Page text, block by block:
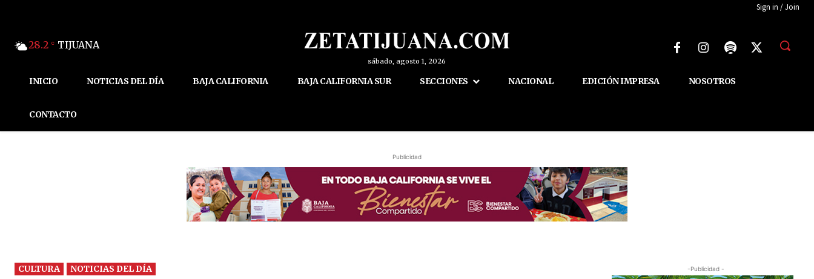
Sign in / Join
28.2 C TIJUANA
sábado, agosto 1, 2026
INICIO NOTICIAS DEL DÍA BAJA CALIFORNIA BAJA CALIFORNIA SUR SECCIONES NACIONAL EDICIÓN IMPRESA NOSOTROS
CONTACTO
Publicidad
CULTURA NOTICIAS DEL DÍA -Publicidad -